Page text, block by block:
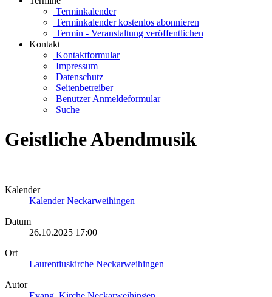
Terminkalender
Terminkalender kostenlos abonnieren
Termin - Veranstaltung veröffentlichen
Kontakt
Kontaktformular
Impressum
Datenschutz
Seitenbetreiber
Benutzer Anmeldeformular
Suche
Geistliche Abendmusik
Kalender
Kalender Neckarweihingen
Datum
26.10.2025 17:00
Ort
Laurentiuskirche Neckarweihingen
Autor